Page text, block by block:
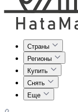
Страны
Регионы
Купить
Снять
Еще